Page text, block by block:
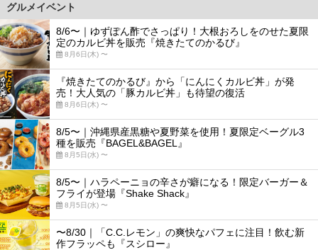
グルメイベント
8/6〜｜ゆずぽん酢でさっぱり！大根おろしをのせた夏限
定のカルビ丼を販売『焼きたてのかるび』
8月6日(木) 〜
『焼きたてのかるび』から「にんにくカルビ丼」が発
売！大人気の「豚カルビ丼」も待望の復活
8月6日(木) 〜
8/5〜｜沖縄県産黒糖や夏野菜を使用！夏限定ベーグル3
種を販売『BAGEL&BAGEL』
8月5日(水) 〜
8/5〜｜ハラペーニョの辛さが癖になる！限定バーガー＆
フライが登場『Shake Shack』
8月5日(水) 〜
〜8/30｜「C.C.レモン」の爽快なパフェに注目！飲む新
作フラッペも『スシロー』